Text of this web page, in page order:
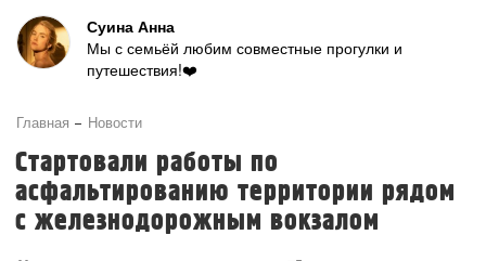
Суина Анна
Мы с семьёй любим совместные прогулки и
путешествия!❤️
Главная Новости
Стартовали работы по
асфальтированию территории рядом
с железнодорожным вокзалом